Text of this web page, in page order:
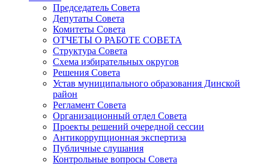
Председатель Совета
Депутаты Совета
Комитеты Совета
ОТЧЕТЫ О РАБОТЕ СОВЕТА
Структура Совета
Схема избирательных округов
Решения Совета
Устав муниципального образования Динской
район
Регламент Совета
Организационный отдел Совета
Проекты решений очередной сессии
Антикоррупционная экспертиза
Публичные слушания
Контрольные вопросы Совета